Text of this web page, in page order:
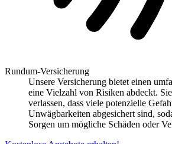
Rundum-Versicherung
Unsere Versicherung bietet einen
eine Vielzahl von Risiken abdeckt.
verlassen, dass viele potenzielle
Unwägbarkeiten abgesichert sind,
Sorgen um mögliche Schäden oder